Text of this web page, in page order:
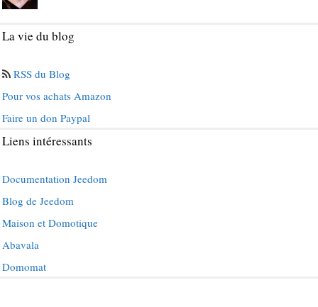
La vie du blog
RSS du Blog
Pour vos achats Amazon
Faire un don Paypal
Liens intéressants
Documentation Jeedom
Blog de Jeedom
Maison et Domotique
Abavala
Domomat